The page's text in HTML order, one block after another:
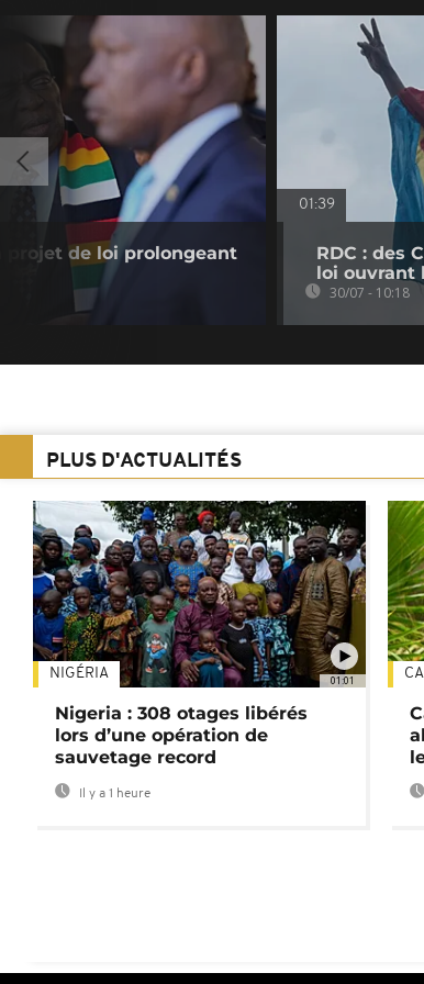
projet de loi prolongeant
01:39
RDC : des
loi ouvrant
30/07 - 10:18
PLUS D'ACTUALITÉS
01:01
NIGÉRIA
Nigeria : 308 otages libérés
lors d’une opération de
sauvetage record
Il y a 1 heure